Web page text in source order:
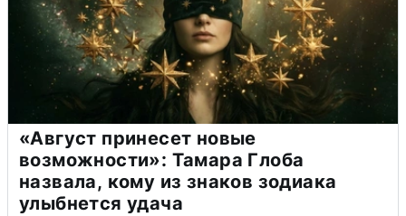
«Август принесет новые
возможности»: Тамара Глоба
назвала, кому из знаков зодиака
улыбнется удача